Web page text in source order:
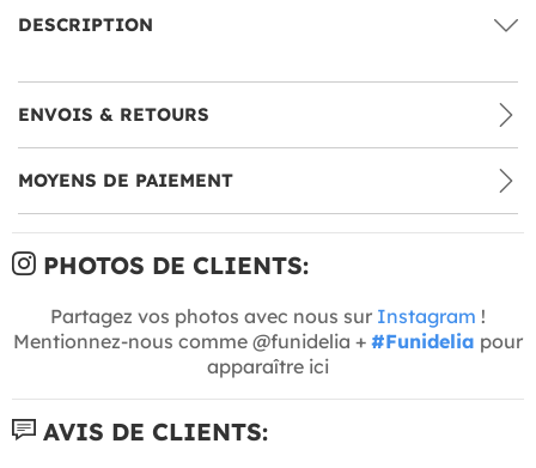
DESCRIPTION
ENVOIS & RETOURS
MOYENS DE PAIEMENT
PHOTOS DE CLIENTS:
Partagez vos photos avec nous sur Instagram !
Mentionnez-nous comme @funidelia + #Funidelia pour
apparaître ici
AVIS DE CLIENTS: